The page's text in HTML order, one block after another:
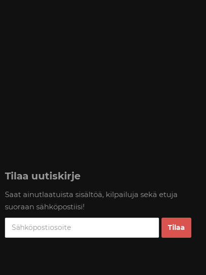
Tilaa uutiskirje
Saat ainutlaatuista sisältöä, kilpailuja sekä etuja
suoraan sähköpostiisi!